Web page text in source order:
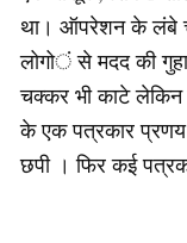
था। ऑपरेशन के लंबे
लोगों से मदद की
चक्कर भी काटे लेकिन
के एक पत्रकार
छपी । फिर कई